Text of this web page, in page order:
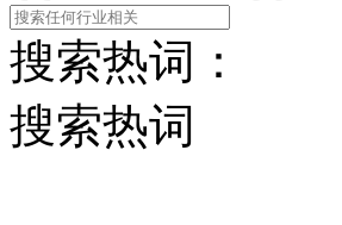
搜索热词：
搜索热词